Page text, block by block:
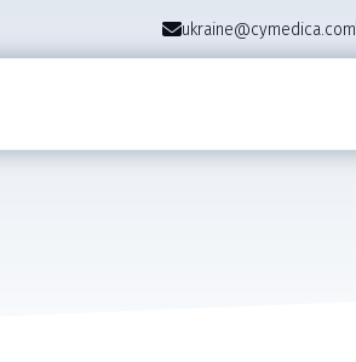
ukraine@cymedica.com